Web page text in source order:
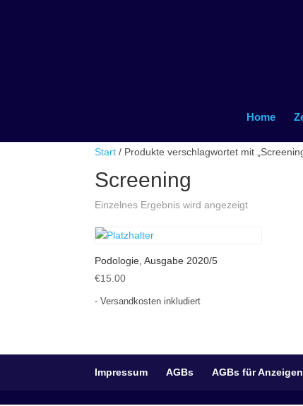
Home
Start / Produkte verschlagwortet mit
Screening
Einzelnes Ergebnis wird angezeigt
Podologie, Ausgabe 2020/5
€15.00
- Versandkosten inkludiert
Impressum AGBs AGBs für Anzeigen